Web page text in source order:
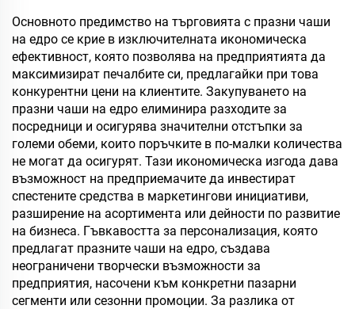
използван термос със
сгъваема слама и
дръжка
Основното предимство на търговията с празни чаши
на едро се крие в изключителната икономическа
ефективност, която позволява на предприятията да
максимизират печалбите си, предлагайки при това
конкурентни цени на клиентите. Закупуването на
празни чаши на едро елиминира разходите за
посредници и осигурява значителни отстъпки за
големи обеми, които поръчките в по-малки количества
не могат да осигурят. Тази икономическа изгода дава
възможност на предприемачите да инвестират
спестените средства в маркетингови инициативи,
разширение на асортимента или дейности по развитие
на бизнеса. Гъвкавостта за персонализация, която
предлагат празните чаши на едро, създава
неограничени творчески възможности за
предприятия, насочени към конкретни пазарни
сегменти или сезонни промоции. За разлика от